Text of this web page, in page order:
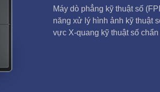
Máy dò phẳng kỹ thuật số
năng xử lý hình ảnh kỹ thuật
vực X-quang kỹ thuật số chẩn